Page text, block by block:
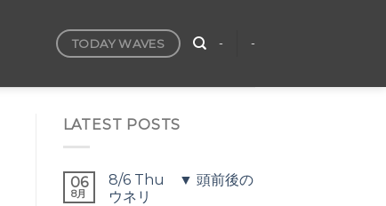
TODAY WAVES - -
LATEST POSTS
06
8月
8/6 Thu ▼ 頭前後の
ウネリ